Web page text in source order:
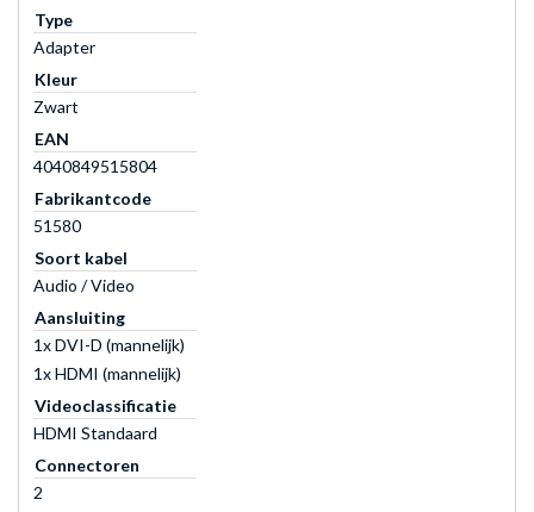
Type
Adapter
Kleur
Zwart
EAN
4040849515804
Fabrikantcode
51580
Soort kabel
Audio / Video
Aansluiting
1x DVI-D (mannelijk)
1x HDMI (mannelijk)
Videoclassificatie
HDMI Standaard
Connectoren
2